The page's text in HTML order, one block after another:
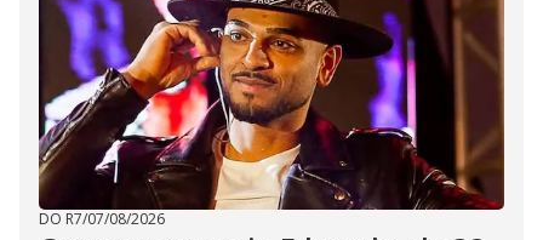
DO R7/07/08/2026